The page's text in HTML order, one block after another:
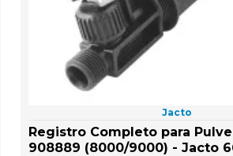
Jacto
Registro Completo para
908889 (8000/9000) - Jacto